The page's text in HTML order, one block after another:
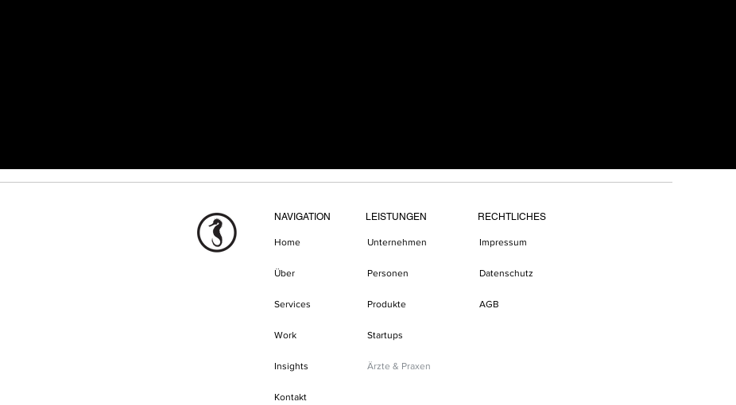
NAVIGATION LEISTUNGEN RECHTLICHES
Home
Über
Services
Work
Insights
Kontakt
Unternehmen
Personen
Produkte
Startups
Ärzte & Praxen
Impressum
Datenschutz
AGB